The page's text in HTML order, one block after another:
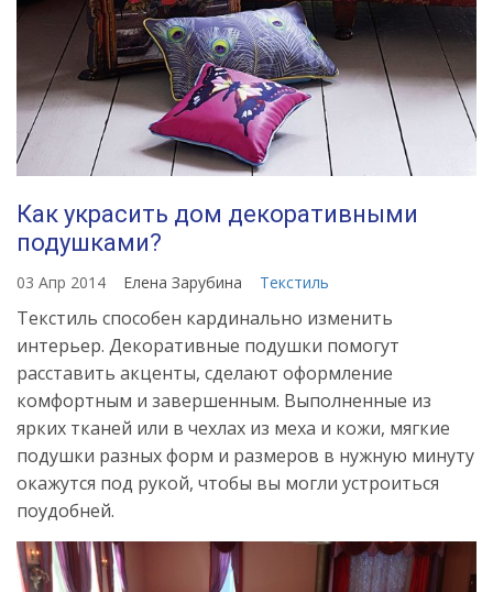
Как украсить дом декоративными
подушками?
03 Апр 2014 Елена Зарубина Текстиль
Текстиль способен кардинально изменить
интерьер. Декоративные подушки помогут
расставить акценты, сделают оформление
комфортным и завершенным. Выполненные из
ярких тканей или в чехлах из меха и кожи, мягкие
подушки разных форм и размеров в нужную минуту
окажутся под рукой, чтобы вы могли устроиться
поудобней.